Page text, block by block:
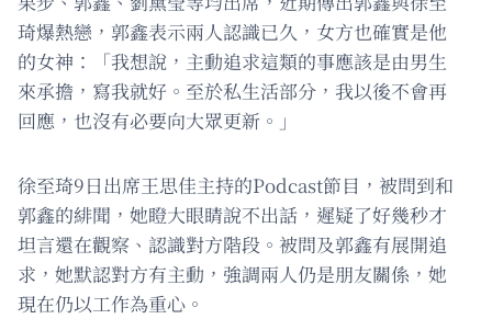
琦爆熱戀，郭鑫表示兩人認識已久，女方也確實是他
的女神：「我想說，主動追求這類的事應該是由男生
來承擔，寫我就好。至於私生活部分，我以後不會再
回應，也沒有必要向大眾更新。」
徐至琦9日出席王思佳主持的Podcast節目，被問到和
郭鑫的緋聞，她瞪大眼睛說不出話，遲疑了好幾秒才
坦言還在觀察、認識對方階段。被問及郭鑫有展開追
求，她默認對方有主動，強調兩人仍是朋友關係，她
現在仍以工作為重心。